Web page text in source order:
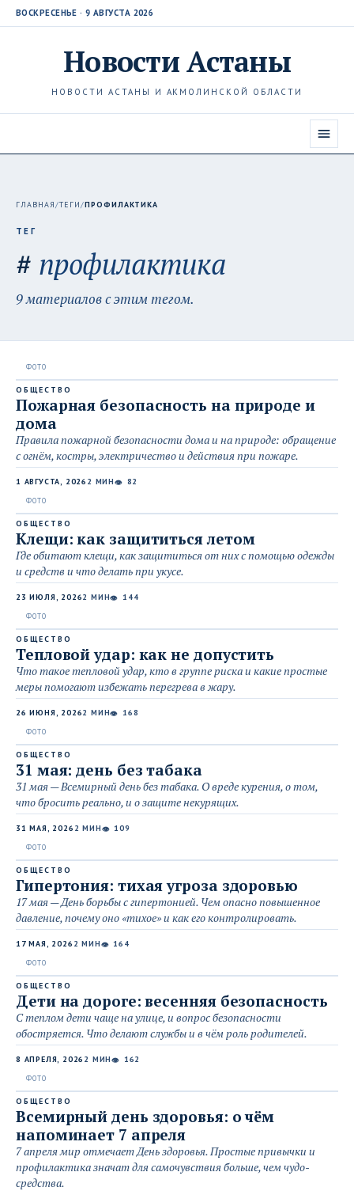
ВОСКРЕСЕНЬЕ · 9 АВГУСТА 2026
НовостиАстаны
НОВОСТИ АСТАНЫ И АКМОЛИНСКОЙ ОБЛАСТИ
ГЛАВНАЯ/ТЕГИ/ПРОФИЛАКТИКА
ТЕГ
# профилактика
9 материалов с этим тегом.
ОБЩЕСТВО
Пожарная безопасность на природе и
дома
Правила пожарной безопасности дома и на природе: обращение
с огнём, костры, электричество и действия при пожаре.
1 АВГУСТА, 2026 2 МИН👁 82
ОБЩЕСТВО
Клещи: как защититься летом
Где обитают клещи, как защититься от них с помощью одежды
и средств и что делать при укусе.
23 ИЮЛЯ, 20262 МИН👁 144
ОБЩЕСТВО
Тепловой удар: как не допустить
Что такое тепловой удар, кто в группе риска и какие простые
меры помогают избежать перегрева в жару.
26 ИЮНЯ, 20262 МИН👁 168
ОБЩЕСТВО
31 мая: день без табака
31 мая — Всемирный день без табака. О вреде курения, о том,
что бросить реально, и о защите некурящих.
31 МАЯ, 2026 2 МИН👁 109
ОБЩЕСТВО
Гипертония: тихая угроза здоровью
17 мая — День борьбы с гипертонией. Чем опасно повышенное
давление, почему оно «тихое» и как его контролировать.
17 МАЯ, 2026 2 МИН👁 164
ОБЩЕСТВО
Дети на дороге: весенняя безопасность
С теплом дети чаще на улице, и вопрос безопасности
обостряется. Что делают службы и в чём роль родителей.
8 АПРЕЛЯ, 2026 2 МИН👁 162
ОБЩЕСТВО
Всемирный день здоровья: о чём
напоминает 7 апреля
7 апреля мир отмечает День здоровья. Простые привычки и
профилактика значат для самочувствия больше, чем чудо-
средства.